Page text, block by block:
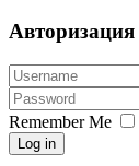
Авторизация
Remember Me
Log in